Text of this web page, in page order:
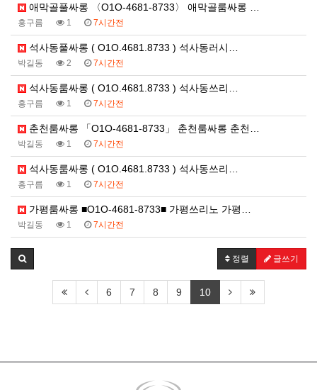
애막골풀싸롱 〈O1O-4681-8733〉 애막골룸싸롱 …
홍구름 1 7시간전
석사동풀싸롱 ( O1O.4681.8733 ) 석사동러시…
박길동 2 7시간전
석사동룸싸롱 ( O1O.4681.8733 ) 석사동쓰리…
홍구름 1 7시간전
춘천룸싸롱 「O1O-4681-8733」 춘천룸싸롱 춘천…
박길동 1 7시간전
석사동룸싸롱 ( O1O.4681.8733 ) 석사동쓰리…
홍구름 1 7시간전
가평룸싸롱 ■O1O-4681-8733■ 가평쓰리노 가평…
박길동 1 7시간전
정렬 글쓰기
6 7 8 9 10